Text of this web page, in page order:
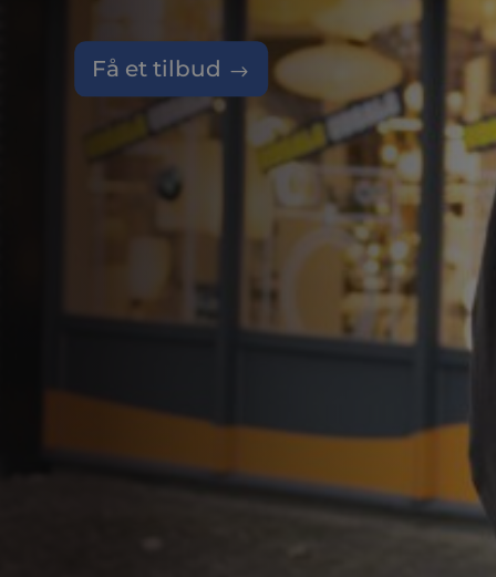
Få et tilbud